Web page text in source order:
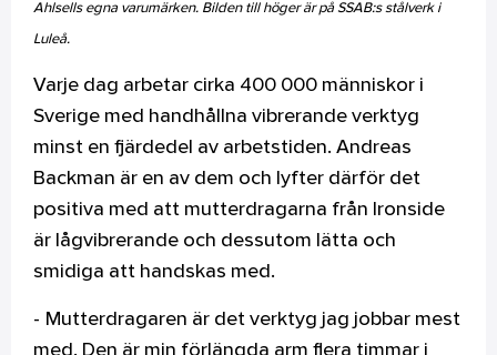
Ahlsells egna varumärken. Bilden till höger är på SSAB:s stålverk i
Luleå.
Varje dag arbetar cirka 400 000 människor i
Sverige med handhållna vibrerande verktyg
minst en fjärdedel av arbetstiden. Andreas
Backman är en av dem och lyfter därför det
positiva med att mutterdragarna från Ironside
är lågvibrerande och dessutom lätta och
smidiga att handskas med.
- Mutterdragaren är det verktyg jag jobbar mest
med. Den är min förlängda arm flera timmar i